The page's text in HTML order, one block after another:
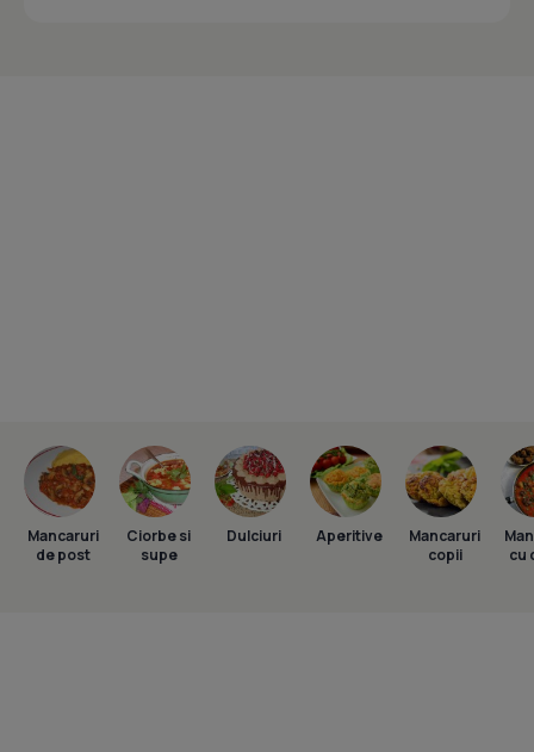
Mancaruri
de post
Ciorbe si
supe
Dulciuri Aperitive
Mancaruri
copii
cu